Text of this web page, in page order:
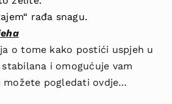
rađa snagu.
o tome kako postići uspjeh u
i omogućuje vam
možete pogledati ovdje…